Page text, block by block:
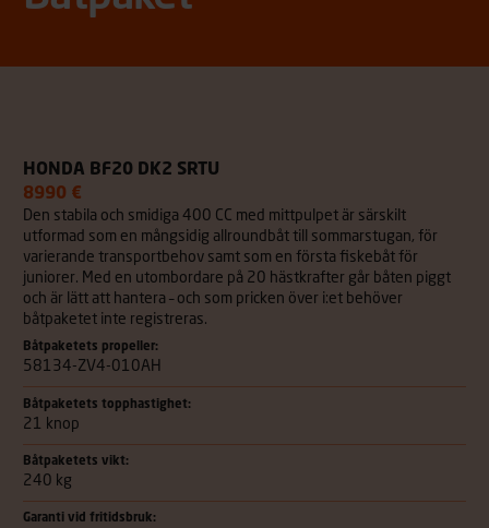
HONDA BF20 DK2 SRTU
8990 €
Den stabila och smidiga 400 CC med mittpulpet är särskilt
utformad som en mångsidig allroundbåt till sommarstugan, för
varierande transportbehov samt som en första fiskebåt för
juniorer. Med en utombordare på 20 hästkrafter går båten piggt
och är lätt att hantera – och som pricken över i:et behöver
båtpaketet inte registreras.
Båtpaketets propeller:
58134-ZV4-010AH
Båtpaketets topphastighet:
21 knop
Båtpaketets vikt:
240 kg
Garanti vid fritidsbruk: